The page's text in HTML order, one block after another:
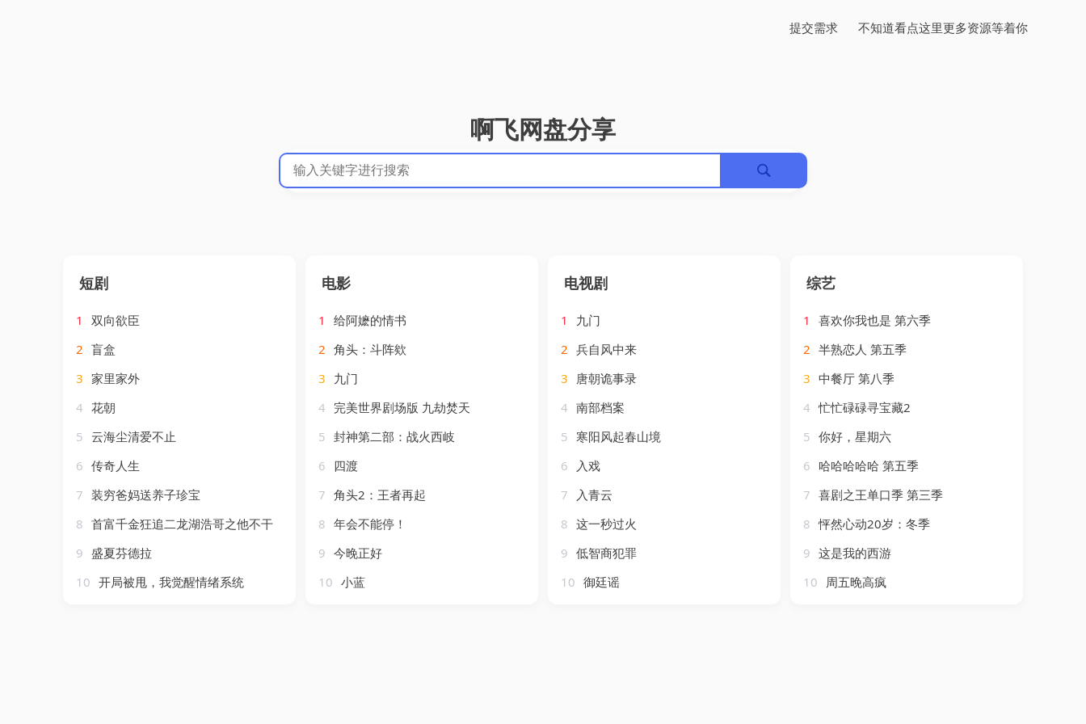
提交需求 不知道看点这里更多资源等着你
啊飞网盘分享
短剧
1
双向欲臣
2 盲盒
3 家里家外
4 花朝
5 云海尘清爱不止
6 传奇人生
7 装穷爸妈送养子珍宝
8 首富千金狂追二龙湖浩哥之他不干
9 盛夏芬德拉
10 开局被甩，我觉醒情绪系统
电影
1
给阿嬷的情书
2 角头：斗阵欸
3 九门
4 完美世界剧场版 九劫焚天
5 封神第二部：战火西岐
6 四渡
7 角头2：王者再起
8 年会不能停！
9 今晚正好
10 小蓝
电视剧
1
九门
2 兵自风中来
3 唐朝诡事录
4 南部档案
5 寒阳风起春山境
6
入戏
7
入青云
8 这一秒过火
9 低智商犯罪
10 御廷谣
综艺
1
喜欢你我也是 第六季
2 半熟恋人 第五季
3 中餐厅 第八季
4 忙忙碌碌寻宝藏2
5 你好，星期六
6 哈哈哈哈哈 第五季
7 喜剧之王单口季 第三季
8 怦然心动20岁：冬季
9 这是我的西游
10 周五晚高疯